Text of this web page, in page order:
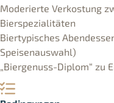
Moderierte Verkostung
Bierspezialitäten
Biertypisches
Speisenauswahl)
„Biergenuss-Diplom“ zu